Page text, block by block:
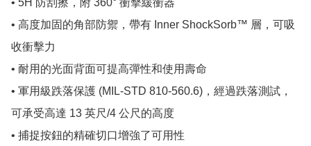
• 5H 防刮擦，附 360° 衝擊緩衝器
• 高度加固的角部防禦，帶有 Inner ShockSorb™ 層，可吸
收衝擊力
• 耐用的光面背面可提高彈性和使用壽命
• 軍用級跌落保護 (MIL-STD 810-560.6)，經過跌落測試，
可承受高達 13 英尺/4 公尺的高度
• 捕捉按鈕的精確切口增強了可用性